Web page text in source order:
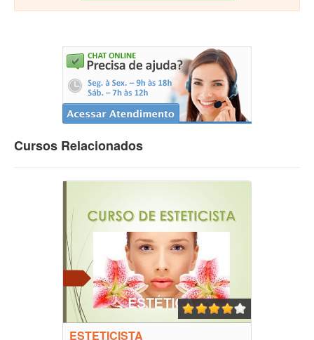
Cursos Relacionados
ESTETICISTA